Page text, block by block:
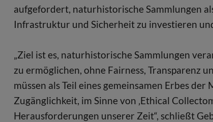
aufgefordert, naturhistorische Sammlungen
Infrastruktur und Sicherheit zu investieren
„Ziel ist es, naturhistorische Sammlungen
zu ermöglichen, ohne Fairness, Transparenz
müssen als Teil eines gemeinsamen Erbes
Zugänglichkeit, im Sinne von ‚Ethical
Herausforderungen unserer Zeit“, schließt